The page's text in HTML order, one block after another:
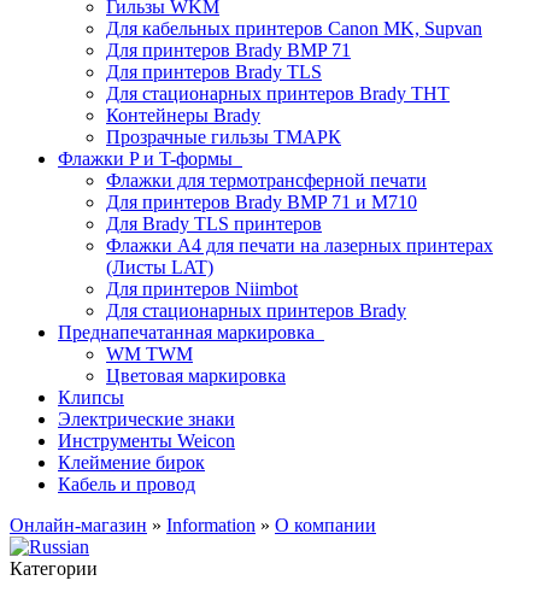
Гильзы WKM
Для кабельных принтеров Canon MK, Supvan
Для принтеров Brady BMP 71
Для принтеров Brady TLS
Для стационарных принтеров Brady THT
Контейнеры Brady
Прозрачные гильзы ТМАРК
Флажки P и T-формы
Флажки для термотрансферной печати
Для принтеров Brady BMP 71 и M710
Для Brady TLS принтеров
Флажки A4 для печати на лазерных принтерах
(Листы LAT)
Для принтеров Niimbot
Для стационарных принтеров Brady
Преднапечатанная маркировка
WM TWM
Цветовая маркировка
Клипсы
Электрические знаки
Инструменты Weicon
Клеймение бирок
Кабель и провод
Онлайн-магазин » Information » О компании
Категории